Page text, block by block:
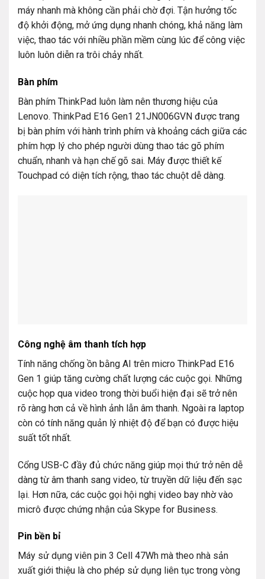
máy nhanh mà không cần phải chờ đợi. Tận hưởng tốc
độ khởi động, mở ứng dụng nhanh chóng, khả năng làm
việc, thao tác với nhiều phần mềm cùng lúc để công việc
luôn luôn diễn ra trôi chảy nhất.
Bàn phím
Bàn phím ThinkPad luôn làm nên thương hiệu của
Lenovo. ThinkPad E16 Gen1 21JN006GVN được trang
bị bàn phím với hành trình phím và khoảng cách giữa các
phím hợp lý cho phép người dùng thao tác gõ phím
chuẩn, nhanh và hạn chế gõ sai. Máy được thiết kế
Touchpad có diện tích rộng, thao tác chuột dễ dàng.
Công nghệ âm thanh tích hợp
Tính năng chống ồn bằng AI trên micro ThinkPad E16
Gen 1 giúp tăng cường chất lượng các cuộc gọi. Những
cuộc họp qua video trong thời buổi hiện đại sẽ trở nên
rõ ràng hơn cả về hình ảnh lẫn âm thanh. Ngoài ra laptop
còn có tính năng quản lý nhiệt độ để bạn có được hiệu
suất tốt nhất.
Cổng USB-C đầy đủ chức năng giúp mọi thứ trở nên dễ
dàng từ âm thanh sang video, từ truyền dữ liệu đến sạc
lại. Hơn nữa, các cuộc gọi hội nghị video bay nhờ vào
micrô được chứng nhận của Skype for Business.
Pin bền bỉ
Máy sử dụng viên pin 3 Cell 47Wh mà theo nhà sản
xuất giới thiệu là cho phép sử dụng liên tục trong vòng